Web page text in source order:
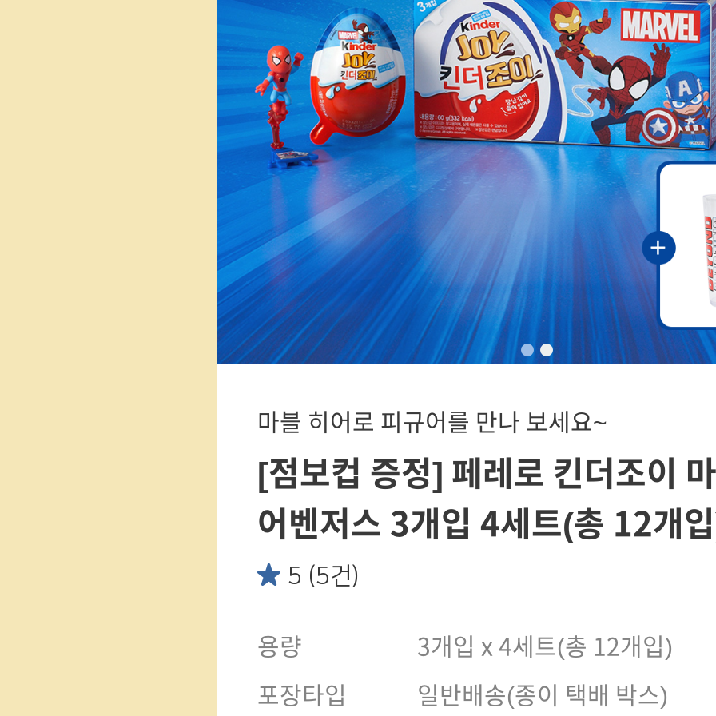
마블 히어로 피규어를 만나 보세요~
[점보컵 증정] 페레로 킨더조이
어벤저스 3개입 4세트(총 12개
5 (5건)
용량 3개입 x 4세트(총 12개입)
포장타입 일반배송(종이 택배 박스)